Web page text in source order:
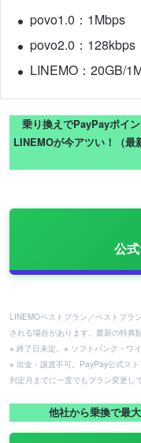
povo1.0：1Mbps
povo2.0：128kbps
LINEMO：20GB/
乗り換えでPayPayポイ
LINEMOが今アツい！（最
公
LINEMOベストプラン／ベストプラ
される場合があります。最新の特典
※ 終了日未定。※ ソフトバンク・ワ
※ 出金・譲渡不可。PayPay公式ス
判定月までに一度でもプラン変更し
他社から乗換で最